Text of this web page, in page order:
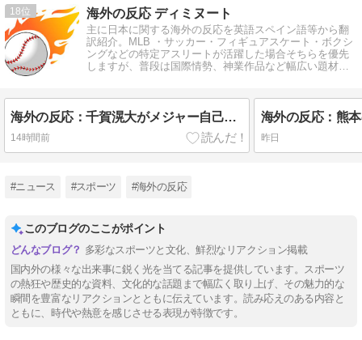
18 海外の反応 ディミヌート
主に日本に関する海外の反応を英語スペイン語等から翻
訳紹介。MLB ・サッカー・フィギュアスケート・ボクシ
ングなどの特定アスリートが活躍した場合そちらを優先
しますが、普段は国際情勢、神業作品など幅広い題材を
海外の反応：千賀滉大がメジャー自己最速161キロ計測するなど2戦連続完璧救援、メッツファンからクローザー待望論も続出
14時間前 昨日
#ニュース #スポーツ #海外の反応
このブログのここがポイント
多彩なスポーツと文化、鮮烈なリアクション掲載
国内外の様々な出来事に鋭く光を当てる記事を提供しています。スポーツ
の熱狂や歴史的な資料、文化的な話題まで幅広く取り上げ、その魅力的な
瞬間を豊富なリアクションとともに伝えています。読み応えのある内容と
ともに、時代や熱意を感じさせる表現が特徴です。